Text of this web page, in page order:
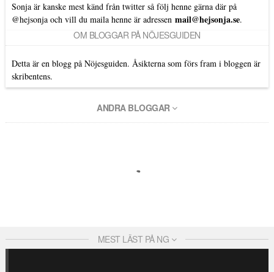
Sonja är kanske mest känd från twitter så följ henne gärna där på
@hejsonjaoch vill du maila henne är adressen mail@hejsonja.se.
OM BLOGGAR PÅ NÖJESGUIDEN
Detta är en blogg på Nöjesguiden. Åsikterna som förs fram i bloggen är
skribentens.
ANDRA BLOGGAR
MEST LÄST PÅ NG